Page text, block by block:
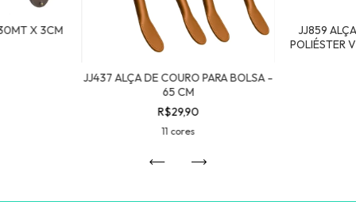
X 3CM
JJ437 ALÇA DE COURO PARA BOLSA -
65 CM
R$29,90
11 cores
JJ859
POLIÉSTER